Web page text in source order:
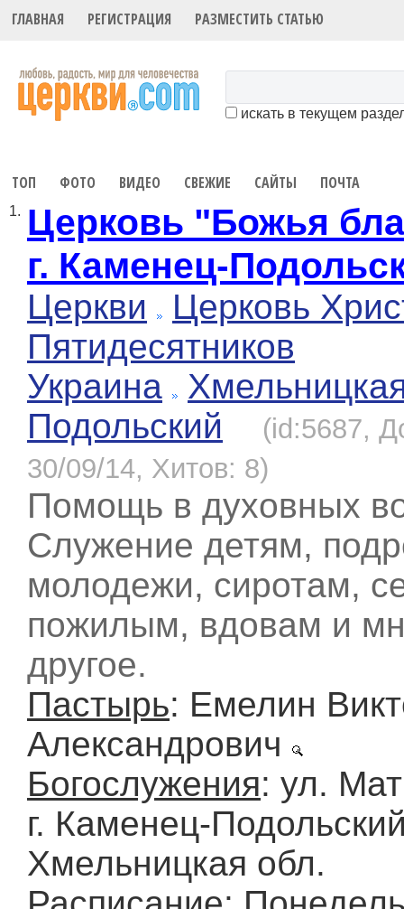
ГЛАВНАЯ РЕГИСТРАЦИЯ РАЗМЕСТИТЬ СТАТЬЮ
искать в текущем
ТОП ФОТО ВИДЕО СВЕЖИЕ САЙТЫ ПОЧТА
1. Церковь "Божья
г. Каменец-
Церкви
Церковь
Пятидесятников
Украина
Подольский
(id:5687,
30/09/14, Хитов: 8)
Помощь в духовных
Служение детям,
молодежи, сиротам,
пожилым, вдовам и
другое.
Пастырь: Емелин
Александрович
Богослужения: ул.
г. Каменец-
Хмельницкая обл.